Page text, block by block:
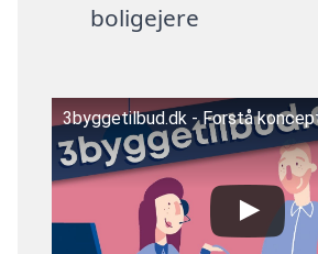
boligejere
3byggetilbud.dk - Forstå